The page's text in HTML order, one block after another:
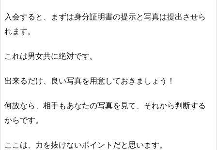
入会すると、まずは身分証明書の提示と写真は提出させら
れます。
これは男女共に絶対です。
出来るだけ、良い写真を用意しておきましょう！
何故なら、相手もあなたの写真を見て、それから判断する
からです。
ここは、力を抜けないポイントだと思います。